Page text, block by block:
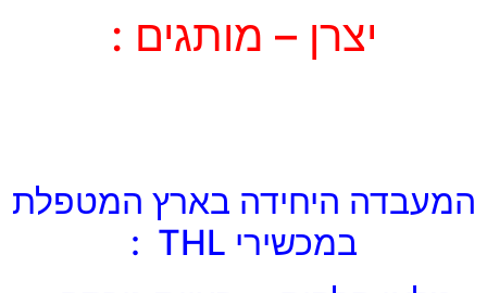
יצרן – מותגים :
המעבדה היחידה בארץ המטפלת
במכשירי THL :